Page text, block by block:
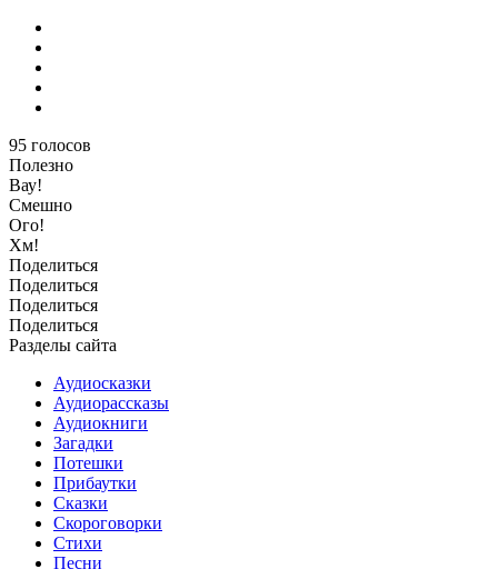
95 голосов
Полезно
Вау!
Смешно
Ого!
Хм!
Поделиться
Поделиться
Поделиться
Поделиться
Разделы сайта
Аудиосказки
Аудиорассказы
Аудиокниги
Загадки
Потешки
Прибаутки
Сказки
Скороговорки
Стихи
Песни